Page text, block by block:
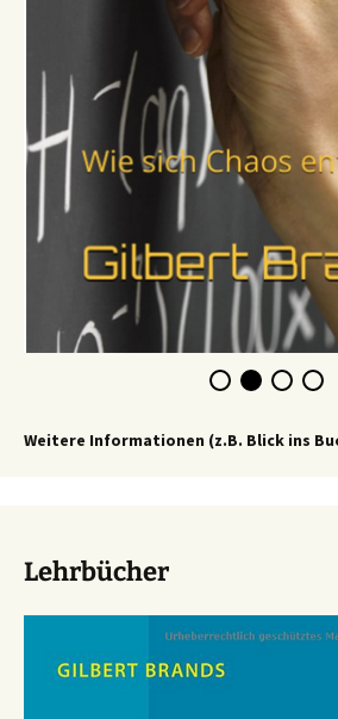
Weitere Informationen (z.B. Blick ins
Lehrbücher